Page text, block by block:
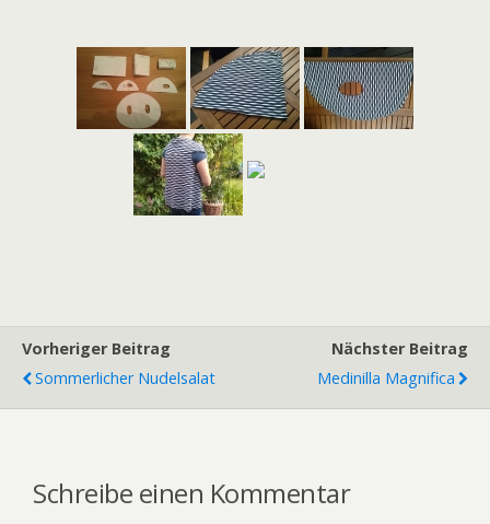
Vorheriger Beitrag
Sommerlicher Nudelsalat
Nächster Beitrag
Medinilla Magnifica
Schreibe einen Kommentar